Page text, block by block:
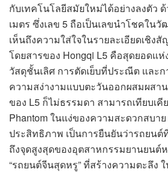
กับเทคโนโลยีสมัยใหม่ได้อย่างลงตัว
เมตร ซึ่งเลข 5 ถือเป็นเลขนำโชคใน
เห็นถึงความใส่ใจในรายละเอียดเชิ
โดยสารของ Hongqi L5 คือสุดยอดแ
วัสดุชั้นเลิศ การตัดเย็บที่ประณีต และ
ความสง่างามแบบตะวันออกผสมผสา
ของ L5 ก็ไม่ธรรมดา สามารถเทียบเคี
Phantom ในแง่ของความสะดวกสบา
ประสิทธิภาพ เป็นการยืนยันว่ารถยน
ถึงจุดสูงสุดของอุตสาหกรรมยานยนต์
“รถยนต์จีนสุดหรู” ที่สร้างความตะลึง